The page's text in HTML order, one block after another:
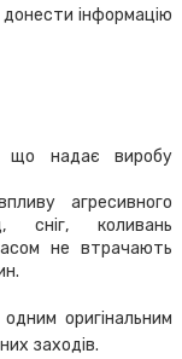
інформацію
що надає виробу
агресивного
сніг, коливань
не втрачають
оригінальним
заходів.